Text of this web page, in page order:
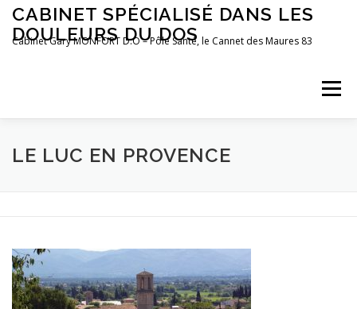
Aller
contenu
CABINET SPÉCIALISÉ DANS LES
DOULEURS DU DOS
Cabinet Gary MONFORT D.O – Pôle Santé, le Cannet des Maures 83
Menu
LE CABINET OSTÉOPATHIE POSTUROLOGIE
LE LUC EN PROVENCE